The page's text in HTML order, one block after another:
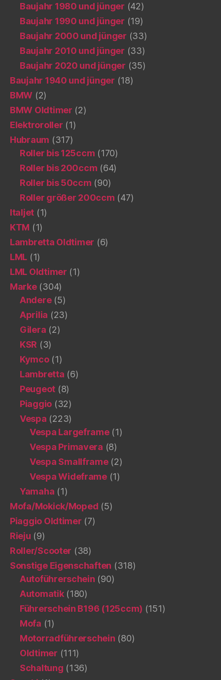
Baujahr 1980 und jünger (42)
Baujahr 1990 und jünger (19)
Baujahr 2000 und jünger (33)
Baujahr 2010 und jünger (33)
Baujahr 2020 und jünger (35)
Baujahr 1940 und jünger (18)
BMW (2)
BMW Oldtimer (2)
Elektroroller (1)
Hubraum (317)
Roller bis 125ccm (170)
Roller bis 200ccm (64)
Roller bis 50ccm (90)
Roller größer 200ccm (47)
Italjet (1)
KTM (1)
Lambretta Oldtimer (6)
LML (1)
LML Oldtimer (1)
Marke(304)
Andere(5)
Aprilia (23)
Gilera (2)
KSR (3)
Kymco(1)
Lambretta (6)
Peugeot (8)
Piaggio (32)
Vespa (223)
Vespa Largeframe(1)
Vespa Primavera (8)
Vespa Smallframe(2)
Vespa Wideframe(1)
Yamaha (1)
Mofa/Mokick/Moped (5)
Piaggio Oldtimer (7)
Rieju (9)
Roller/Scooter (38)
Sonstige Eigenschaften (318)
Autoführerschein (90)
Automatik(180)
Führerschein B196 (125ccm) (151)
Mofa (1)
Motorradführerschein (80)
Oldtimer (111)
Schaltung (136)